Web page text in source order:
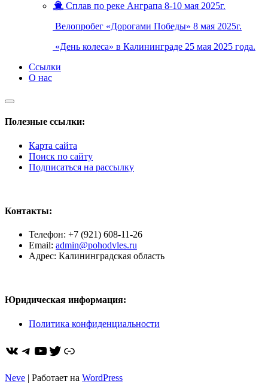
Сплав по реке Анграпа 8-10 мая 2025г.
Велопробег «Дорогами Победы» 8 мая 2025г.
«День колеса» в Калининграде 25 мая 2025 года.
Ссылки
О нас
Полезные ссылки:
Карта сайта
Поиск по сайту
Подписаться на рассылку
Контакты:
Телефон: +7 (921) 608-11-26
Email: admin@pohodvles.ru
Адрес: Калининградская область
Юридическая информация:
Политика конфиденциальности
ВКонтакте
Telegram
YouTube
Twitter
https://dzen.ru/pohodvles
Neve | Работает на WordPress